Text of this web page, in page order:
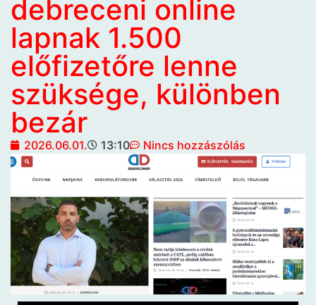
debreceni online
lapnak 1.500
előfizetőre lenne
szüksége, különben
bezár
2026.06.01. 13:10 Nincs hozzászólás